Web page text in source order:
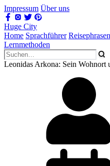
Impressum Über uns
Huge City
Home Sprachführer Reisephrasen
Lernmethoden
Leonidas Arkona: Sein Wohnort